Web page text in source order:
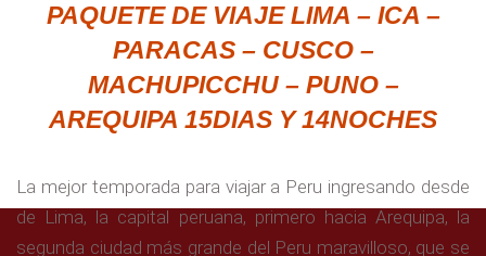
PAQUETE DE VIAJE LIMA – ICA –
PARACAS – CUSCO –
MACHUPICCHU – PUNO –
AREQUIPA 15DIAS Y 14NOCHES
La mejor temporada para viajar a Peru ingresando desde
de Lima, la capital peruana, primero hacia Arequipa, la
segunda ciudad más grande del Peru maravilloso, que se